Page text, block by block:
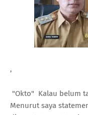
,
"Okto" Kalau belum
Menurut saya